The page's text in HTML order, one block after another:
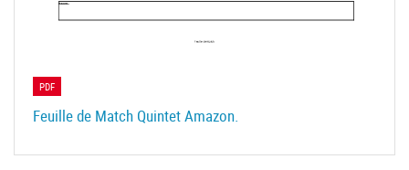
PDF
Feuille de Match Quintet Amazon.